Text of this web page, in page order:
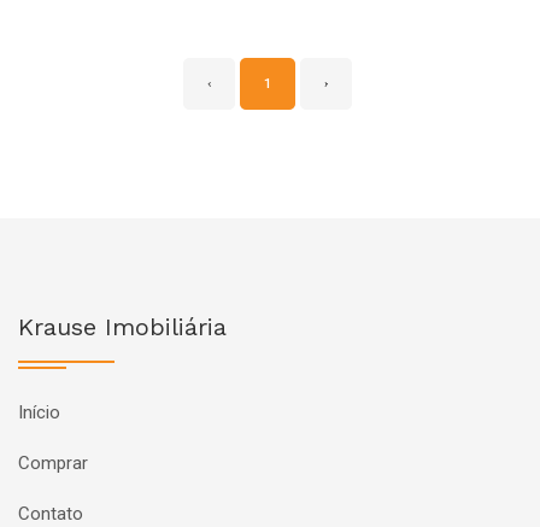
‹ 1 ›
Krause Imobiliária
Início
Comprar
Contato